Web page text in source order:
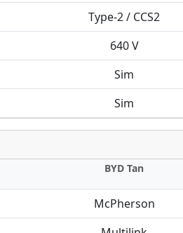
Type-2 / CCS2
640 V
Sim
Sim
BYD Tan
McPherson